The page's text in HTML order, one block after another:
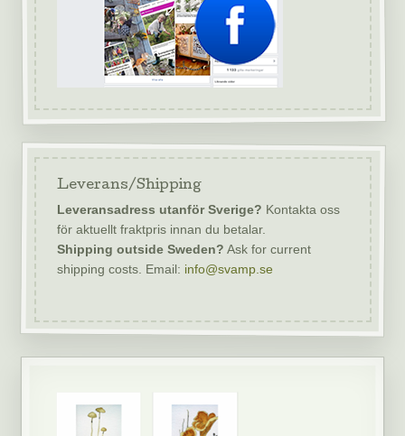
Leverans/Shipping
Leveransadress utanför Sverige? Kontakta oss
för aktuellt fraktpris innan du betalar.
Shipping outside Sweden? Ask for current
shipping costs. Email: info@svamp.se